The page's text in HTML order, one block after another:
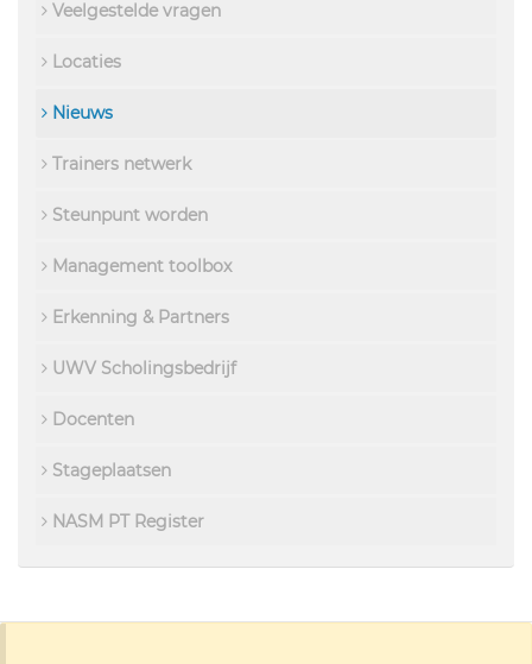
Veelgestelde vragen
Locaties
Nieuws
Trainers netwerk
Steunpunt worden
Management toolbox
Erkenning & Partners
UWV Scholingsbedrijf
Docenten
Stageplaatsen
NASM PT Register